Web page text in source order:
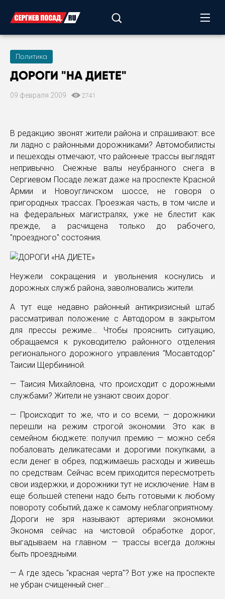
Политика
ДОРОГИ "НА ДИЕТЕ"
09 февраля 2009 2741
В редакцию звонят жители района и спрашивают: все
ли ладно с районными дорожниками? Автомобилисты
и пешеходы отмечают, что районные трассы выглядят
непривычно. Снежные валы неубранного снега в
Сергиевом Посаде лежат даже на проспекте Красной
Армии и Новоугличском шоссе, не говоря о
пригородных трассах. Проезжая часть, в том числе и
на федеральных магистралях, уже не блестит как
прежде, а расчищена только до рабочего,
"проездного" состояния.
Неужели сокращения и увольнения коснулись и
дорожных служб района, заволновались жители.
А тут еще недавно районный антикризисный штаб
рассматривал положение с Автодором в закрытом
для прессы режиме… Чтобы прояснить ситуацию,
обращаемся к руководителю районного отделения
регионального дорожного управления "Мосавтодор"
Таисии Щербининой.
— Таисия Михайловна, что происходит с дорожными
службами? Жители не узнают своих дорог.
— Происходит то же, что и со всеми, — дорожники
перешли на режим строгой экономии. Это как в
семейном бюджете: получил премию — можно себя
побаловать деликатесами и дорогими покупками, а
если денег в обрез, поджимаешь расходы и живешь
по средствам. Сейчас всем приходится пересмотреть
свои издержки, и дорожники тут не исключение. Нам в
еще большей степени надо быть готовыми к любому
повороту событий, даже к самому неблагоприятному.
Дороги не зря называют артериями экономики.
Экономя сейчас на чистовой обработке дорог,
выгадываем на главном — трассы всегда должны
быть проездными.
— А где здесь "красная черта"? Вот уже на проспекте
не убран счищенный снег...